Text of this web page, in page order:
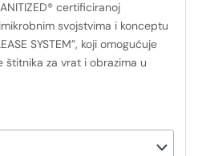
certificiranoj
svojstvima i konceptu
SYSTEM”, koji omogućuje
štitnika za vrat i obrazima u